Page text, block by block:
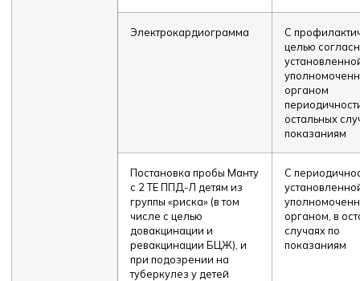
Электрокардиограмма
С
целью
органом
остальных
показаниям
Постановка пробы Манту
с 2 ТЕ ППД-Л детям из
группы «риска» (в том
числе с целью
довакцинации и
ревакцинации БЦЖ), и
при подозрении на
туберкулез у детей
С
органом, в
случаях по
показаниям